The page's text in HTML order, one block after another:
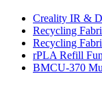
Creality IR &
Recycling
Recycling
rPLA Refill
BMCU-370